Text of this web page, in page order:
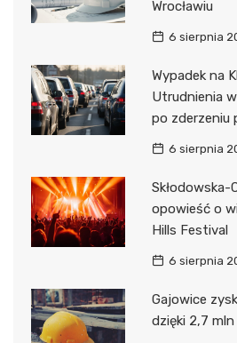
Wrocławiu
6 sierpnia
Wypadek na
Utrudnienia
po zderzeniu
6 sierpnia
Skłodowska-
opowieść o
Hills Festival
6 sierpnia
Gajowice
dzięki 2,7